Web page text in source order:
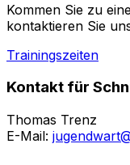
Kommen Sie zu
kontaktieren Sie
Trainingszeiten
Kontakt für
Thomas Trenz
E-Mail: